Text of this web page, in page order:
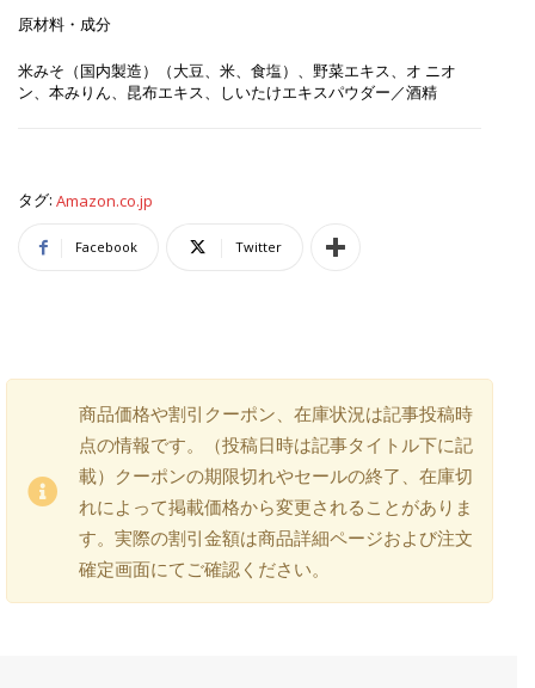
原材料・成分
米みそ（国内製造）（大豆、米、食塩）、野菜エキス、オ ニオ
ン、本みりん、昆布エキス、しいたけエキスパウダー／酒精
タグ: Amazon.co.jp
Facebook Twitter
商品価格や割引クーポン、在庫状況は記事投稿時
点の情報です。（投稿日時は記事タイトル下に記
載）クーポンの期限切れやセールの終了、在庫切
れによって掲載価格から変更されることがありま
す。実際の割引金額は商品詳細ページおよび注文
確定画面にてご確認ください。